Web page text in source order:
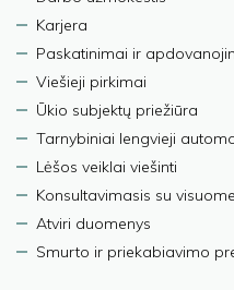
Karjera
Paskatinimai ir
Viešieji pirkimai
Ūkio subjektų priežiūra
Tarnybiniai lengvieji
Lėšos veiklai viešinti
Konsultavimasis su
Atviri duomenys
Smurto ir priekabiavimo